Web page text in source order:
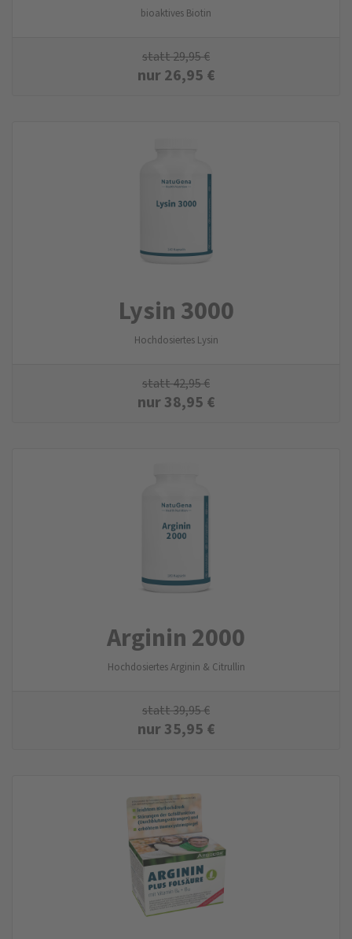
bioaktives Biotin
statt29,95€
nur26,95 €
Lysin 3000
Hochdosiertes Lysin
statt42,95€
nur38,95 €
Arginin 2000
Hochdosiertes Arginin & Citrullin
statt39,95€
nur35,95 €